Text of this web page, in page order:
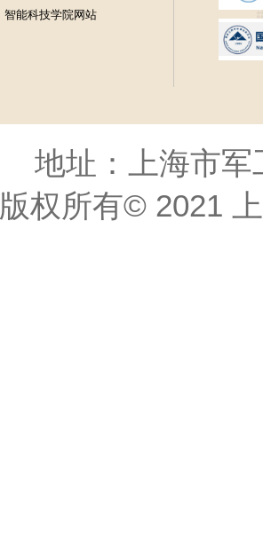
智能科技学院网站
地址：上海市军
版权所有© 2021